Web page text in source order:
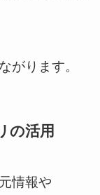
がります。
の活用
情報や